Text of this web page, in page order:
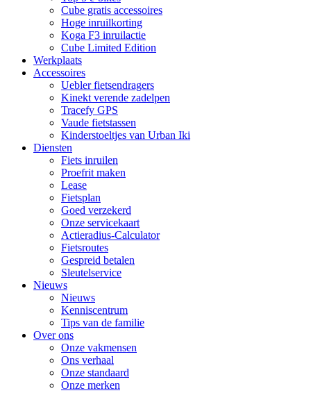
Cube gratis accessoires
Hoge inruilkorting
Koga F3 inruilactie
Cube Limited Edition
Werkplaats
Accessoires
Uebler fietsendragers
Kinekt verende zadelpen
Tracefy GPS
Vaude fietstassen
Kinderstoeltjes van Urban Iki
Diensten
Fiets inruilen
Proefrit maken
Lease
Fietsplan
Goed verzekerd
Onze servicekaart
Actieradius-Calculator
Fietsroutes
Gespreid betalen
Sleutelservice
Nieuws
Nieuws
Kenniscentrum
Tips van de familie
Over ons
Onze vakmensen
Ons verhaal
Onze standaard
Onze merken